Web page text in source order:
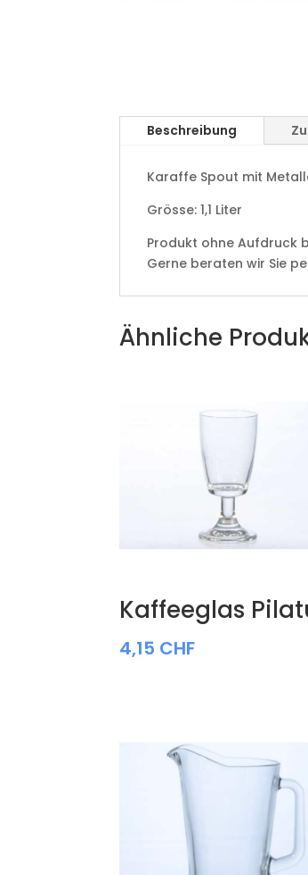
Beschreibung
Karaffe Spout mit
Grösse: 1,1 Liter
Produkt ohne Aufdruck
Gerne beraten wir Sie
Ähnliche
Kaffeeglas
4,15 CHF